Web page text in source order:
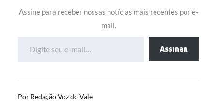
Assine para receber nossas notícias mais recentes por e-
mail.
Assinar
Por Redação Voz do Vale